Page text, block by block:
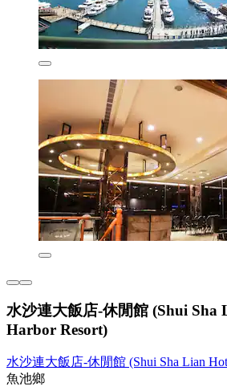
水沙連大飯店-休閒館 (Shui Sha
Harbor Resort)
水沙連大飯店-休閒館 (Shui Sha Lian
魚池鄉